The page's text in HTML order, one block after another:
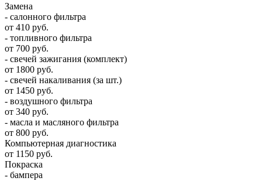
Замена
- салонного фильтра
от 410 руб.
- топливного фильтра
от 700 руб.
- свечей зажигания (комплект)
от 1800 руб.
- свечей накаливания (за шт.)
от 1450 руб.
- воздушного фильтра
от 340 руб.
- масла и масляного фильтра
от 800 руб.
Компьютерная диагностика
от 1150 руб.
Покраска
- бампера